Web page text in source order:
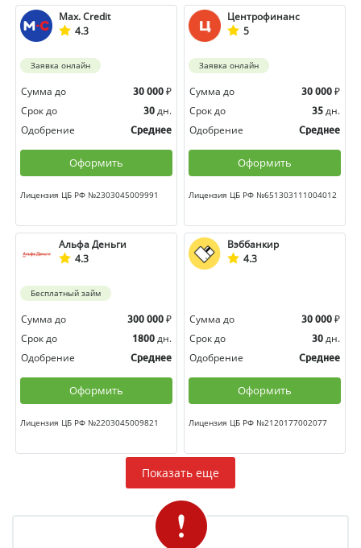
Max. Credit
4.3
Заявка онлайн
Сумма до 30 000 ₽
Срок до
30 дн.
Одобрение
Среднее
Оформить
Лицензия ЦБ РФ №2303045009991
Центрофинанс
5
Заявка онлайн
Сумма до 30 000 ₽
Срок до
35 дн.
Одобрение
Среднее
Оформить
Лицензия ЦБ РФ №651303111004012
Альфа Деньги
4.3
Бесплатный займ
Сумма до 300 000 ₽
Срок до
1800 дн.
Одобрение
Среднее
Оформить
Лицензия ЦБ РФ №2203045009821
Вэббанкир
4.3
Сумма до 30 000 ₽
Срок до
30 дн.
Одобрение
Среднее
Оформить
Лицензия ЦБ РФ №2120177002077
Показать еще